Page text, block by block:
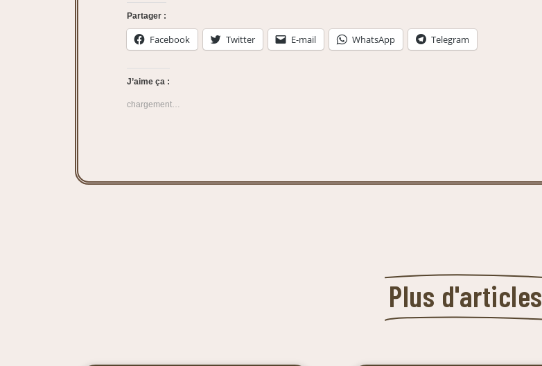
Partager :
Facebook Twitter E-mail WhatsApp Telegram
J’aime ça :
chargement…
Plus d'articles